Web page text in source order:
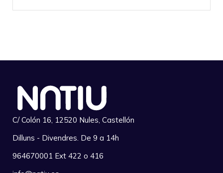
C/ Colón 16, 12520 Nules, Castellón
Dilluns - Divendres. De 9 a 14h
964670001 Ext 422 o 416